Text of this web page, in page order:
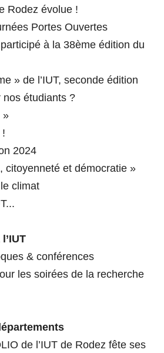
S'ENGAGE
ÉGALITÉ
QUALITÉ - QUALIOPI
VENIR À L'IUT ?
et des Administrations
Industrielle et Organisation
SUR LES LICENCES
l’Industrie du Futur
ENTREPRISES
NOS
OFFRES DE STAGE ET
NOTRE PRÉSENTATION
SOUTIENNENT
À L'ÉTRANGER
& INNOVATION
Rodez évolue !
Portes Ouvertes
à la 38ème édition du
» de l’IUT, seconde édition
étudiants ?
»
!
2024
citoyenneté et démocratie »
climat
& conférences
les soirées de la recherche
de l’IUT de Rodez fête ses